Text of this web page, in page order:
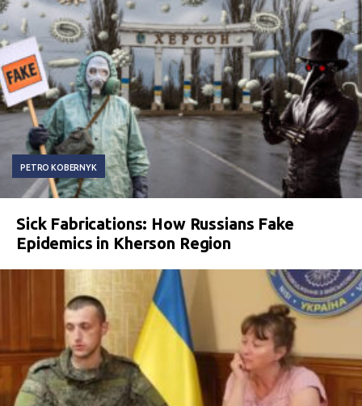
PETRO KOBERNYK
Sick Fabrications: How Russians Fake
Epidemics in Kherson Region